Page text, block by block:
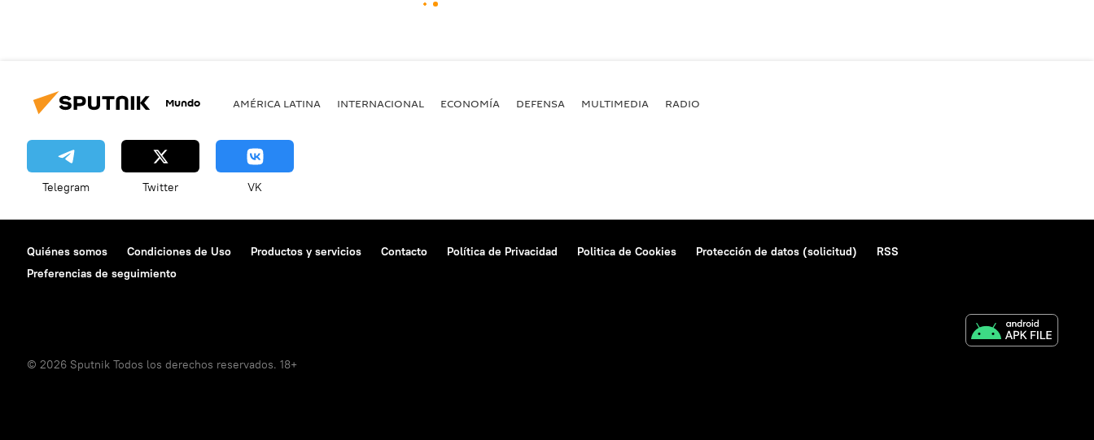
Mundo AMÉRICA LATINA INTERNACIONAL ECONOMÍA DEFENSA MULTIMEDIA RADIO
Telegram Twitter VK
Quiénes somos Condiciones de Uso Productos y servicios Contacto Política de Privacidad Politica de Cookies Protección de datos (solicitud)
RSS
Preferencias de seguimiento
© 2026 Sputnik Todos los derechos reservados. 18+